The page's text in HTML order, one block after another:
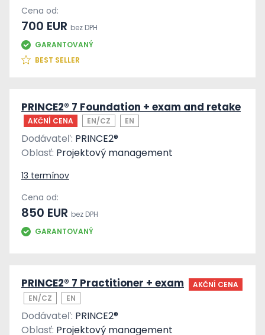
Cena od:
700 EUR bez DPH
GARANTOVANÝ
BEST SELLER
PRINCE2® 7 Foundation + exam and retake
AKČNÍ CENA EN/CZ EN
Dodávateľ: PRINCE2®
Oblasť: Projektový management
13 termínov
Cena od:
850 EUR bez DPH
GARANTOVANÝ
PRINCE2® 7 Practitioner + exam
AKČNÍ CENA
EN/CZ
EN
Dodávateľ: PRINCE2®
Oblasť: Projektový management